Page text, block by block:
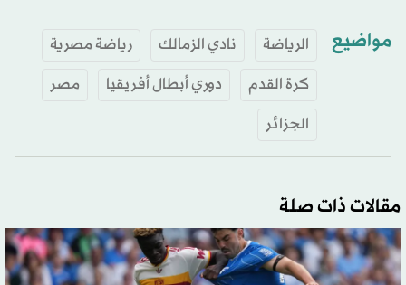
مواضيع الرياضة نادي الزمالك
رياضة مصرية
كرة القدم
دوري أبطال أفريقيا
مصر
الجزائر
مقالات ذات صلة